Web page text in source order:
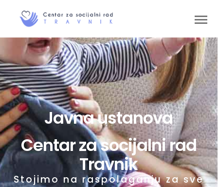
Javna ustanova
Centar za socijalni rad
Travnik
Stojimo na raspolaganju za sve